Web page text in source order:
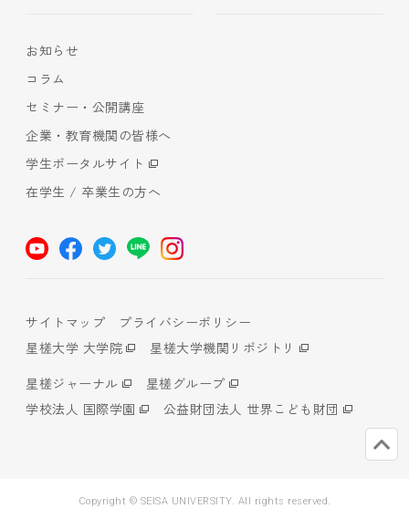
お知らせ
コラム
セミナー・公開講座
企業・教育機関の皆様へ
学生ポータルサイト
在学生 / 卒業生の方へ
サイトマップ
プライバシーポリシー
星槎大学 大学院
星槎大学機関リポジトリ
星槎ジャーナル
星槎グループ
学校法人 国際学園
公益財団法人 世界こども財団
Copyright © SEISA UNIVERSITY. All rights reserved.